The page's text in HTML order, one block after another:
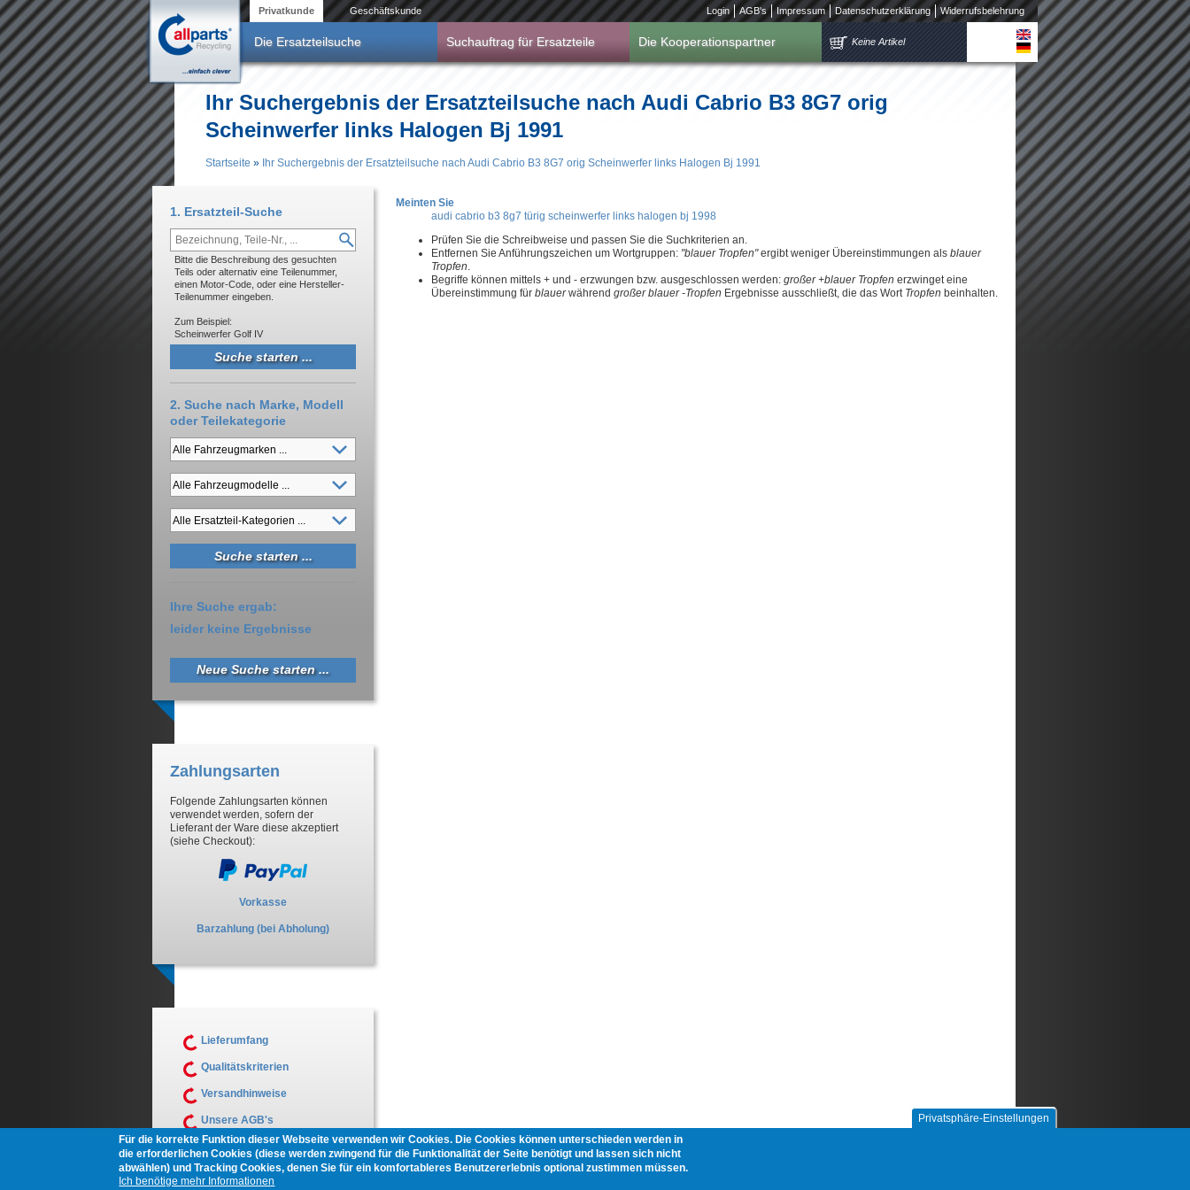
Direkt zum Inhalt Privatkunde Geschäftskunde Login AGB's Impressum Datenschutzerklärung Widerrufsbelehrung
Die Ersatzteilsuche Suchauftrag für Ersatzteile Die Kooperationspartner Keine Artikel
Ihr Suchergebnis der Ersatzteilsuche nach Audi Cabrio B3 8G7 orig
Scheinwerfer links Halogen Bj 1991
Startseite » Ihr Suchergebnis der Ersatzteilsuche nach Audi Cabrio B3 8G7 orig Scheinwerfer links Halogen Bj 1991
Meinten Sie
audi cabrio b3 8g7 türig scheinwerfer links halogen bj 1998
Prüfen Sie die Schreibweise und passen Sie die Suchkriterien an.
Entfernen Sie Anführungszeichen um Wortgruppen: "blauer Tropfen"ergibt weniger Übereinstimmungen als blauer
Tropfen.
Begriffe können mittels + und - erzwungen bzw. ausgeschlossen werden: großer +blauer Tropfen erzwinget eine
Übereinstimmung für blauerwährend großer blauer -Tropfen Ergebnisse ausschließt, die das Wort Tropfen beinhalten.
1. Ersatzteil-Suche
Bitte die Beschreibung des gesuchten
Teils oder alternativ eine Teilenummer,
einen Motor-Code, oder eine Hersteller-
Teilenummer eingeben.
Zum Beispiel:
Scheinwerfer Golf IV
2. Suche nach Marke, Modell
oder Teilekategorie
Ihre Suche ergab:
leider keine Ergebnisse
Neue Suche starten ...
Zahlungsarten
Folgende Zahlungsarten können
verwendet werden, sofern der
Lieferant der Ware diese akzeptiert
(siehe Checkout):
Vorkasse
Barzahlung (bei Abholung)
Lieferumfang
Qualitätskriterien
Versandhinweise
Unsere AGB's
Muster Widerrufsformular
Privatsphäre-Einstellungen
Für die korrekte Funktion dieser Webseite verwenden wir Cookies. Die Cookies können unterschieden werden in
die erforderlichen Cookies (diese werden zwingend für die Funktionalität der Seite benötigt und lassen sich nicht
abwählen) und Tracking Cookies, denen Sie für ein komfortableres Benutzererlebnis optional zustimmen müssen.
Ich benötige mehr Informationen